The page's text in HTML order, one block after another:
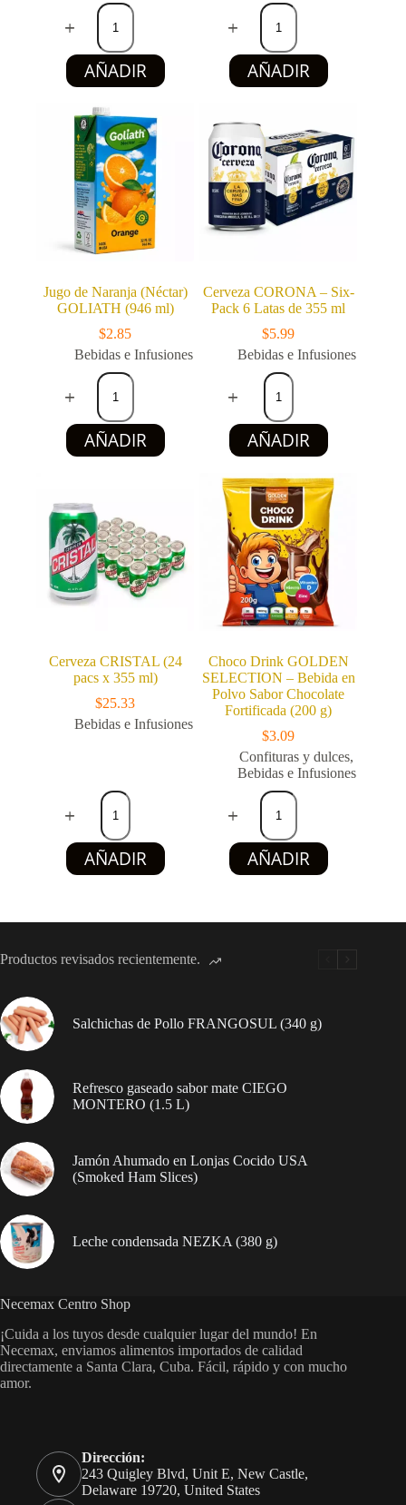
Jugo
Pera
(Nectar)
GOLIAT
(1
cantidad
AÑADIR
Refresco
gaseado
sabor
cola
CIEGO
MONTERO
cantidad
AÑADIR
Jugo de Naranja (Néctar)
GOLIATH (946 ml)
$2.85
Bebidas e Infusiones
Jugo
Naranja
(Néctar)
GOLIATH
(946
AÑADIR
Cerveza CORONA – Six-
Pack 6 Latas de 355 ml
$5.99
Bebidas e Infusiones
Cerveza
CORONA
–
Six-
Pack
6
de
355
ml
cantidad
AÑADIR
Cerveza CRISTAL (24
pacs x 355 ml)
$25.33
Bebidas e Infusiones
Cerveza
CRISTAL
(24
pacs
x
355
AÑADIR
Choco Drink GOLDEN
SELECTION – Bebida en
Polvo Sabor Chocolate
Fortificada (200 g)
$3.09
Confituras y dulces,
Bebidas e Infusiones
Choco
Drink
GOLDEN
SELECTION
–
Bebida
Sabor
AÑADIR
Productos revisados recientemente.
Salchichas de Pollo FRANGOSUL (340 g)
Refresco gaseado sabor mate CIEGO
MONTERO (1.5 L)
Jamón Ahumado en Lonjas Cocido USA
(Smoked Ham Slices)
Leche condensada NEZKA (380 g)
Necemax Centro Shop
¡Cuida a los tuyos desde cualquier lugar del mundo! En
Necemax, enviamos alimentos importados de calidad
directamente a Santa Clara, Cuba. Fácil, rápido y con mucho
amor.
Dirección:
243 Quigley Blvd, Unit E, New Castle,
Delaware 19720, United States